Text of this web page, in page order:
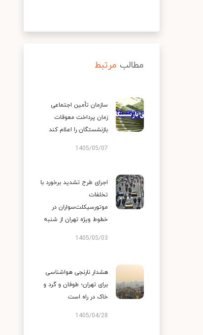
مطالب مرتبط
سازمان تأمین اجتماعی
زمان پرداخت معوقات
بازنشستگان را اعلام کند
1405/05/07
اجرای طرح تشدید برخورد با
تخلفات
موتورسیکلت‌سواران در
خطوط ویژه تهران از شنبه
1405/05/03
هشدار نارنجی هواشناسی
برای تهران؛ طوفان و گرد و
خاک در راه است
1405/04/28